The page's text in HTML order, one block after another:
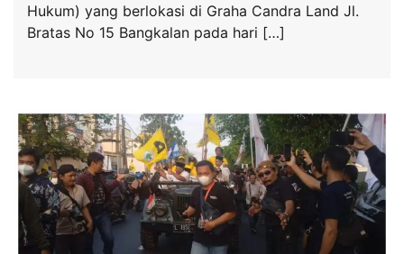
Hukum) yang berlokasi di Graha Candra Land Jl.
Bratas No 15 Bangkalan pada hari […]